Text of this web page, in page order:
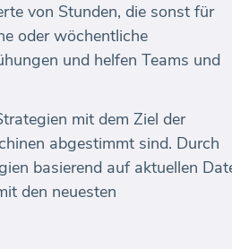
von Stunden, die sonst für
oder wöchentliche
und helfen Teams und
mit dem Ziel der
abgestimmt sind. Durch
basierend auf aktuellen
den neuesten